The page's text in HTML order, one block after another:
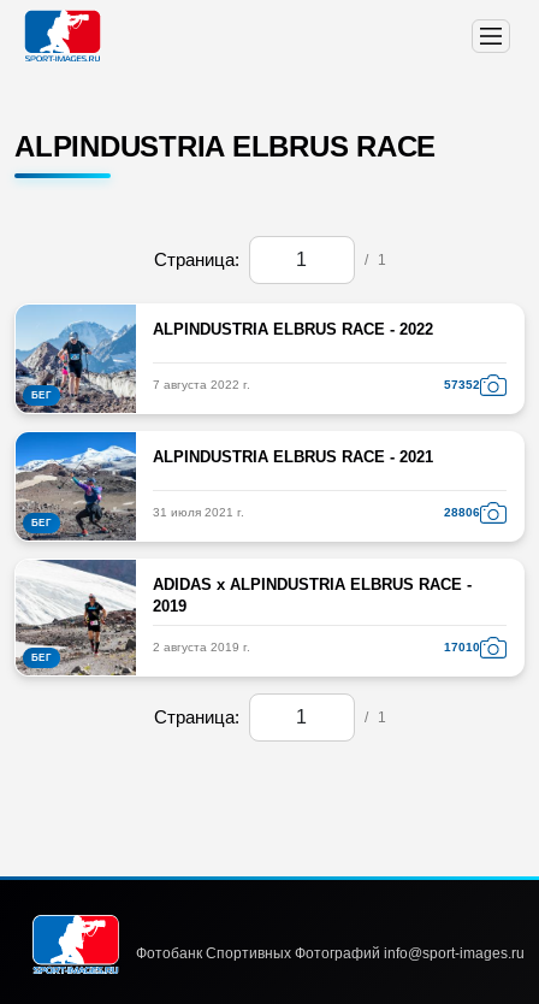
ALPINDUSTRIA ELBRUS RACE
Страница: / 1
БЕГ
ALPINDUSTRIA ELBRUS RACE - 2022
7 августа 2022 г. 57352
БЕГ
ALPINDUSTRIA ELBRUS RACE - 2021
31 июля 2021 г. 28806
БЕГ
ADIDAS x ALPINDUSTRIA ELBRUS RACE -
2019
2 августа 2019 г. 17010
Страница: / 1
Фотобанк Спортивных Фотографий info@sport-images.ru